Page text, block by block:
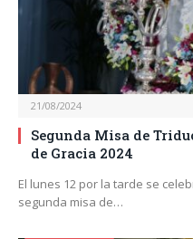
21/08/2024
Segunda Misa de
de Gracia 2024
El lunes 12 por la tarde se
segunda misa de…